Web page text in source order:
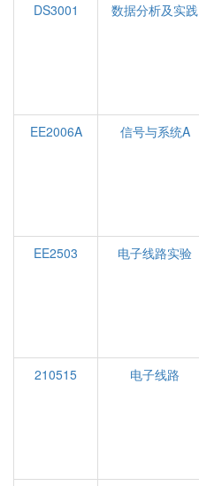
DS3001
数据分析及实践
EE2006A
信号与系统A
EE2503
电子线路实验
210515
电子线路